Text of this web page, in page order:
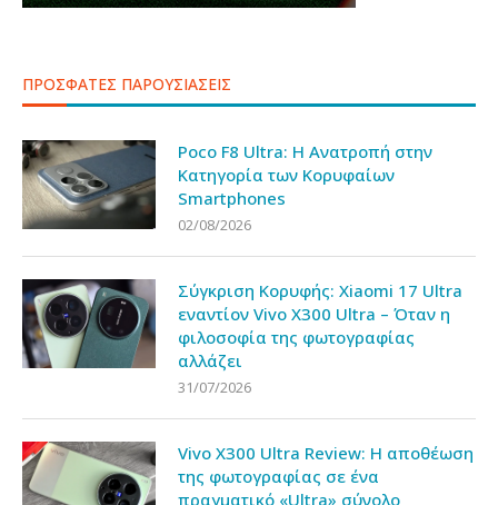
ΠΡΟΣΦΑΤΕΣ ΠΑΡΟΥΣΙΑΣΕΙΣ
Poco F8 Ultra: Η Ανατροπή στην
Κατηγορία των Κορυφαίων
Smartphones
02/08/2026
Σύγκριση Κορυφής: Xiaomi 17 Ultra
εναντίον Vivo X300 Ultra – Όταν η
φιλοσοφία της φωτογραφίας
αλλάζει
31/07/2026
Vivo X300 Ultra Review: Η αποθέωση
της φωτογραφίας σε ένα
πραγματικό «Ultra» σύνολο